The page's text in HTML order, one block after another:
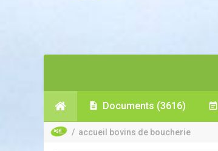
Documents (3616)
/ accueil bovins de boucherie